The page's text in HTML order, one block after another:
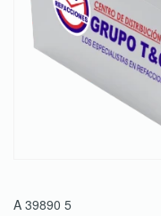
A 39890 5